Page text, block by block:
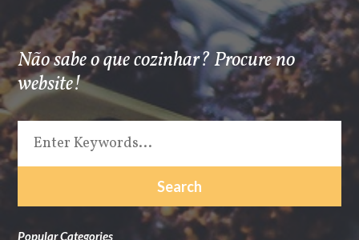
Não sabe o que cozinhar? Procure no
website!
Popular Categories